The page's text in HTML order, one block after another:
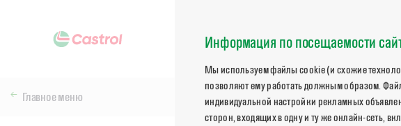
Информация по посещаемости
Мы используем файлы cookie (и схожие
позволяют ему работать должным образом.
индивидуальной настройки рекламных
сторон, входящих в одну и ту же онлайн-сеть,
Главное меню